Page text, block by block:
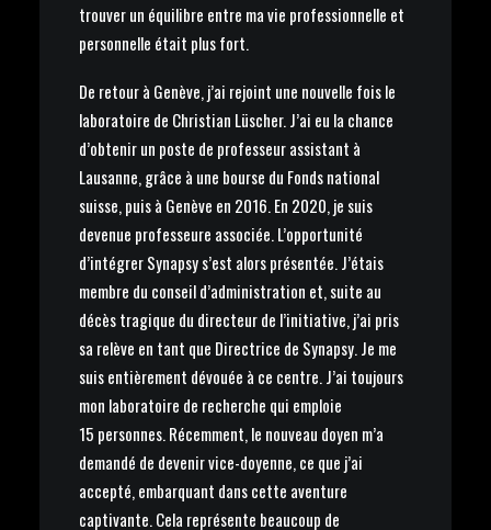
trouver un équilibre entre ma vie professionnelle et
personnelle était plus fort.
De retour à Genève, j’ai rejoint une nouvelle fois le
laboratoire de Christian Lüscher. J’ai eu la chance
d’obtenir un poste de professeur assistant à
Lausanne, grâce à une bourse du Fonds national
suisse, puis à Genève en 2016. En 2020, je suis
devenue professeure associée. L’opportunité
d’intégrer Synapsy s’est alors présentée. J’étais
membre du conseil d’administration et, suite au
décès tragique du directeur de l’initiative, j’ai pris
sa relève en tant que Directrice de Synapsy. Je me
suis entièrement dévouée à ce centre. J’ai toujours
mon laboratoire de recherche qui emploie
15 personnes. Récemment, le nouveau doyen m’a
demandé de devenir vice-doyenne, ce que j’ai
accepté, embarquant dans cette aventure
captivante. Cela représente beaucoup de